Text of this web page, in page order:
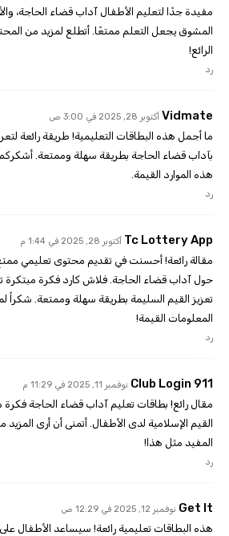
مفيدة جدًا لتعليم الأطفال آداب قضاء الحاجة،
المشوق يجعل التعلم ممتعًا. أتطلع لمزيد من
الرائع!
رد
Vidmate أكتوبر 28, 2025 في 3:00 ص
ما أجمل هذه البطاقات التعليمية! طريقة رائعة
بآداب قضاء الحاجة بطريقة سهلة وممتعة.
هذه الموارد القيمة.
رد
Tc Lottery App أكتوبر 28, 2025 في 1:44 م
مقالة رائعة! أحسنت في تقديم محتوى تعليمي
حول آداب قضاء الحاجة. فلاش كارد فكرة مبتكرة
تعزيز القيم السليمة بطريقة سهلة وممتعة. شكراً
المعلومات القيمة!
رد
911 Club Login نوفمبر 11, 2025 في 11:29 م
مقال رائع! بطاقات تعليم آداب قضاء الحاجة فكرة
القيم الإسلامية لدى الأطفال. أتمنى أن أرى
المفيد مثل هذا!
رد
Get It نوفمبر 12, 2025 في 12:29 ص
هذه البطاقات تعليمية رائعة! سيساعد الأطفال